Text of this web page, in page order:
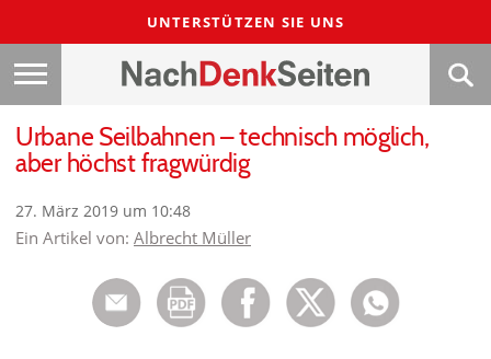
UNTERSTÜTZEN SIE UNS
Urbane Seilbahnen – technisch möglich,
aber höchst fragwürdig
27. März 2019 um 10:48
Ein Artikel von: Albrecht Müller